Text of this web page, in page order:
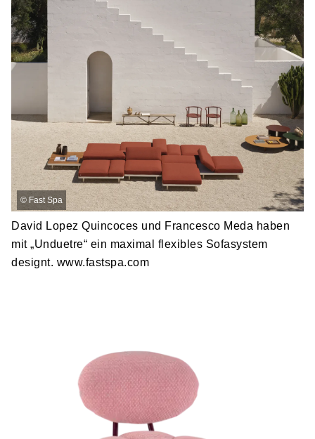
© Fast Spa
David Lopez Quincoces und Francesco Meda haben
mit „Unduetre“ ein maximal flexibles Sofasystem
designt. www.fastspa.com